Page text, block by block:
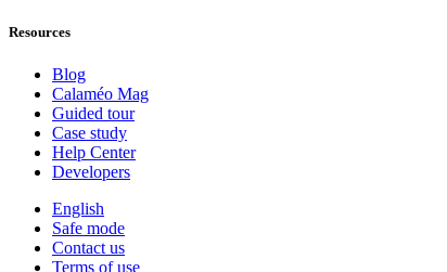
Resources
Blog
Calaméo Mag
Guided tour
Case study
Help Center
Developers
English
Safe mode
Contact us
Terms of use